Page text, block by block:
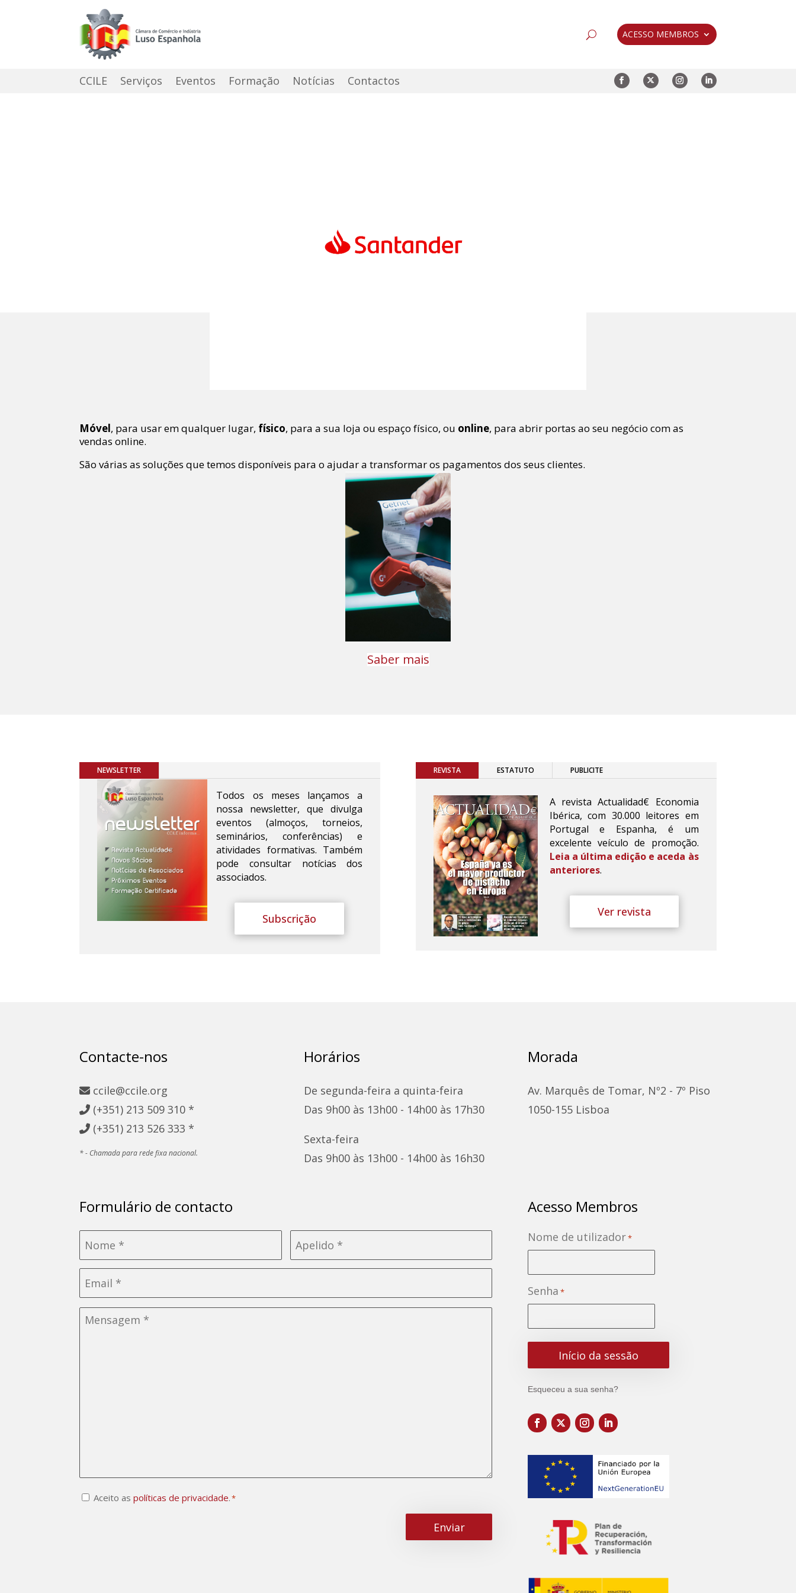
ACESSO MEMBROS
CCILE Serviços Eventos Formação Notícias Contactos
Móvel, para usar em qualquer lugar, físico, para a sua loja ou espaço físico, ou online, para abrir portas ao seu negócio com as
vendas online.
São várias as soluções que temos disponíveis para o ajudar a transformar os pagamentos dos seus clientes.
Saber mais
NEWSLETTER
Todos os meses lançamos a
nossa newsletter, que divulga
eventos (almoços, torneios,
seminários, conferências) e
atividades formativas. Também
pode consultar notícias dos
associados.
Subscrição
REVISTA ESTATUTO PUBLICITE
A revista Actualidad€ Economia
Ibérica, com 30.000 leitores em
Portugal e Espanha, é um
excelente veículo de promoção.
Leia a última edição e aceda às
anteriores.
Ver revista
Contacte-nos
ccile@ccile.org
(+351) 213 509 310 *
(+351) 213 526 333 *
* - Chamada para rede fixa nacional.
Horários
De segunda-feira a quinta-feira
Das 9h00 às 13h00 - 14h00 às 17h30
Sexta-feira
Das 9h00 às 13h00 - 14h00 às 16h30
Morada
Av. Marquês de Tomar, Nº2 - 7º Piso
1050-155 Lisboa
Formulário de contacto
Sem
título
Consentimento
Aceito aspolíticas de privacidade.*
Acesso Membros
Nome de utilizador*
Senha *
Esqueceu a sua senha?